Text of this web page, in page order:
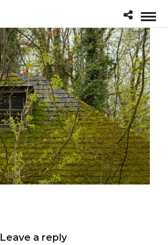
Leave a reply